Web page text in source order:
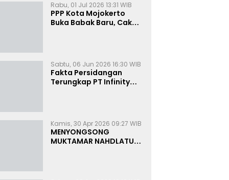
Rabu, 01 Jul 2026 13:31 WIB
PPP Kota Mojokerto
Buka Babak Baru, Cak
Sabtu, 06 Jun 2026 16:30 WIB
Fakta Persidangan
Terungkap PT Infinity
Kamis, 30 Apr 2026 09:27 WIB
MENYONGSONG
MUKTAMAR NAHDLATUL